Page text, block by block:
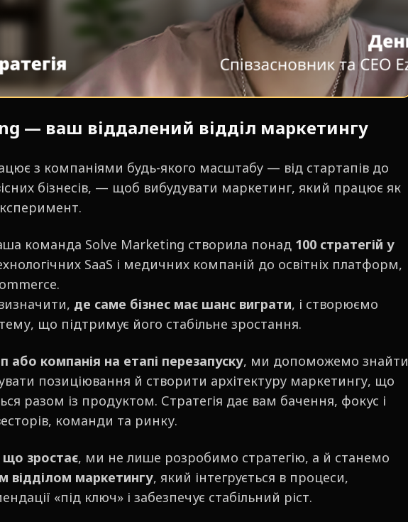
— ваш віддалений відділ маркетингу
з компаніями будь-якого масштабу — від стартапів до
бізнесів, — щоб вибудувати маркетинг, який працює як
команда Solve Marketing створила понад 100 стратегій у
SaaS і медичних компаній до освітніх платформ,
де саме бізнес має шанс виграти, і створюємо
що підтримує його стабільне зростання.
або компанія на етапі перезапуску, ми допоможемо знайти
позиціювання й створити архітектуру маркетингу, що
разом із продуктом. Стратегія дає вам бачення, фокус і
команди та ринку.
що зростає, ми не лише розробимо стратегію, а й станемо
відділом маркетингу, який інтегрується в процеси,
«під ключ» і забезпечує стабільний ріст.